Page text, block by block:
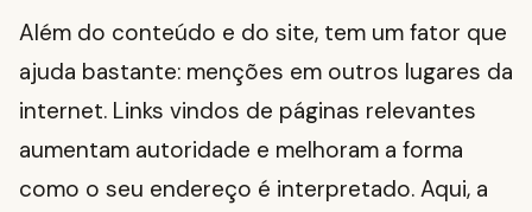
Além do conteúdo e do site, tem um fator que
ajuda bastante: menções em outros lugares da
internet. Links vindos de páginas relevantes
aumentam autoridade e melhoram a forma
como o seu endereço é interpretado. Aqui, a